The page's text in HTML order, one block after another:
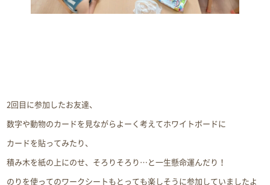
2回目に参加したお友達、
数字や動物のカードを見ながらよーく考えてホワイトボードに
カードを貼ってみたり、
積み木を紙の上にのせ、そろりそろり…と一生懸命運んだり！
のりを使ってのワークシートもとっても楽しそうに参加していましたよ